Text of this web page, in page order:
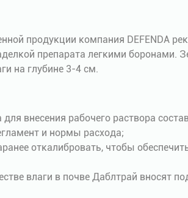
продукции компания DEFENDA
препарата легкими
на глубине 3-4 см.
внесения рабочего раствора
и нормы расхода;
откалибровать, чтобы
влаги в почве Даблтрай вносят